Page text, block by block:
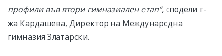
профили във втори гимназиален етап“, сподели г-
жа Кардашева, Директор на Международна
гимназия Златарски.